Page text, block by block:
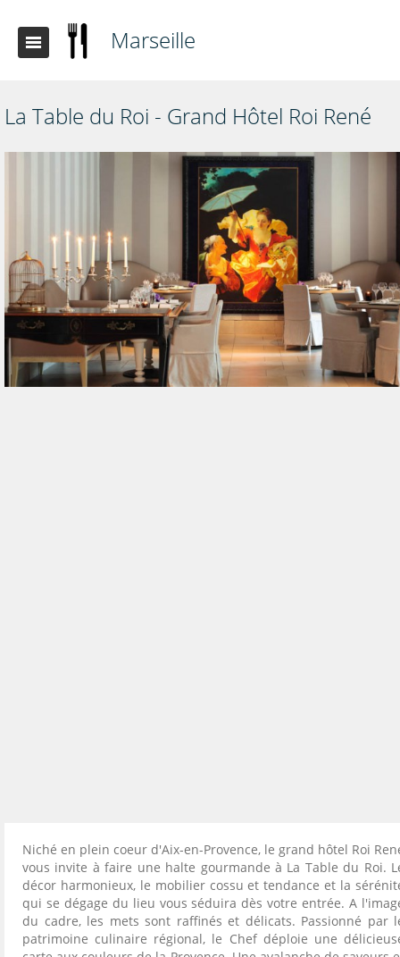
Marseille
La Table du Roi - Grand Hôtel Roi René
Niché en plein coeur d'Aix-en-Provence, le grand hôtel Roi
vous invite à faire une halte gourmande à La Table du Roi.
décor harmonieux, le mobilier cossu et tendance et la
qui se dégage du lieu vous séduira dès votre entrée. A
du cadre, les mets sont raffinés et délicats. Passionné par
patrimoine culinaire régional, le Chef déploie une